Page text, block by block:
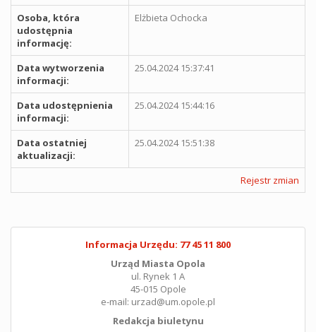
Osoba, która
udostępnia
informację:
Elżbieta Ochocka
Data wytworzenia
informacji:
25.04.2024 15:37:41
Data udostępnienia
informacji:
25.04.2024 15:44:16
Data ostatniej
aktualizacji:
25.04.2024 15:51:38
Rejestr zmian
Informacja Urzędu: 77 45 11 800
Urząd Miasta Opola
ul. Rynek 1 A
45-015 Opole
e-mail: urzad@um.opole.pl
Redakcja biuletynu